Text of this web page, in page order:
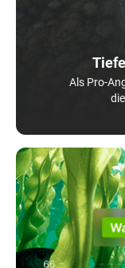
Als Pro-